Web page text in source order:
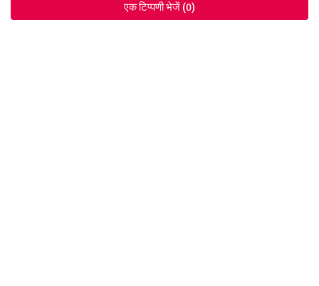
एक टिप्पणी भेजें (0)